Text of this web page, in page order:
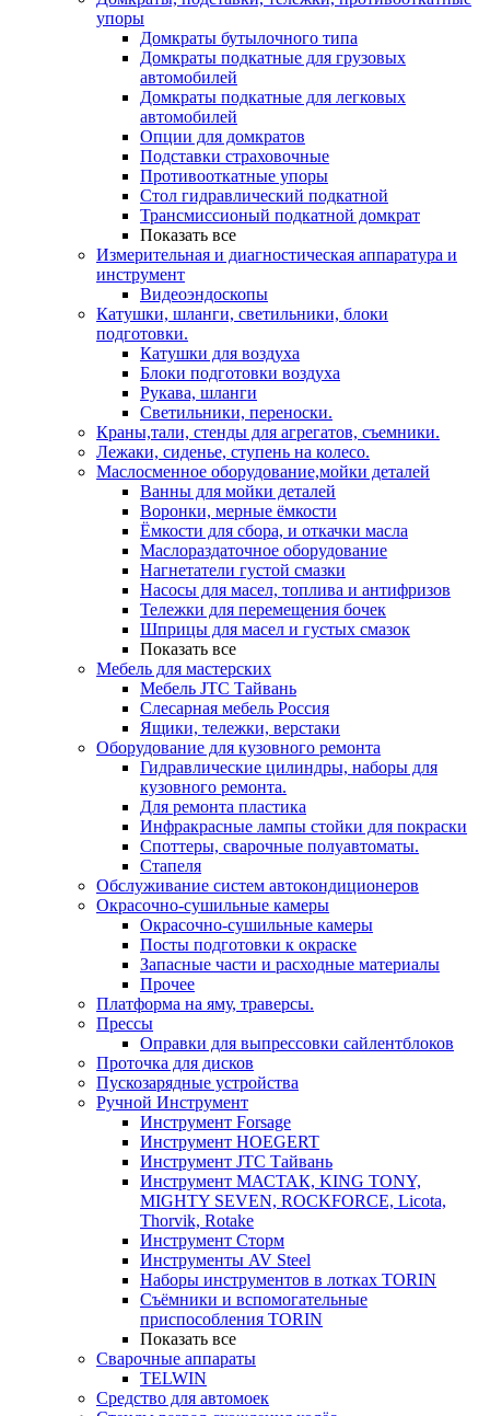
упоры
Домкраты бутылочного типа
Домкраты подкатные для грузовых
автомобилей
Домкраты подкатные для легковых
автомобилей
Опции для домкратов
Подставки страховочные
Противооткатные упоры
Стол гидравлический подкатной
Трансмиссионый подкатной домкрат
Показать все
Измерительная и диагностическая аппаратура и
инструмент
Видеоэндоскопы
Катушки, шланги, светильники, блоки
подготовки.
Катушки для воздуха
Блоки подготовки воздуха
Рукава, шланги
Светильники, переноски.
Краны,тали, стенды для агрегатов, съемники.
Лежаки, сиденье, ступень на колесо.
Маслосменное оборудование,мойки деталей
Ванны для мойки деталей
Воронки, мерные ёмкости
Ёмкости для сбора, и откачки масла
Маслораздаточное оборудование
Нагнетатели густой смазки
Насосы для масел, топлива и антифризов
Тележки для перемещения бочек
Шприцы для масел и густых смазок
Показать все
Мебель для мастерских
Мебель JTC Тайвань
Слесарная мебель Россия
Ящики, тележки, верстаки
Оборудование для кузовного ремонта
Гидравлические цилиндры, наборы для
кузовного ремонта.
Для ремонта пластика
Инфракрасные лампы стойки для покраски
Споттеры, сварочные полуавтоматы.
Стапеля
Обслуживание систем автокондиционеров
Окрасочно-сушильные камеры
Окрасочно-сушильные камеры
Посты подготовки к окраске
Запасные части и расходные материалы
Прочее
Платформа на яму, траверсы.
Прессы
Оправки для выпрессовки сайлентблоков
Проточка для дисков
Пускозарядные устройства
Ручной Инструмент
Инструмент Forsage
Инструмент HOEGERT
Инструмент JTC Тайвань
Инструмент МАСТАК, KING TONY,
MIGHTY SEVEN, ROCKFORCE, Licota,
Thorvik, Rotake
Инструмент Сторм
Инструменты AV Steel
Наборы инструментов в лотках TORIN
Съёмники и вспомогательные
приспособления TORIN
Показать все
Сварочные аппараты
TELWIN
Средство для автомоек